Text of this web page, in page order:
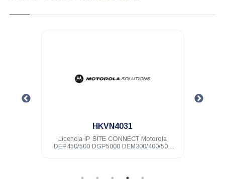
HKVN4031
Licencia IP SITE CONNECT Motorola
DEP450/500 DGP5000 DEM300/400/500